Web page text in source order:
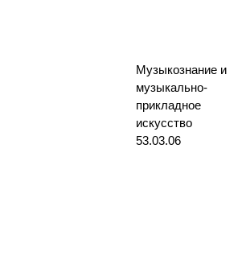
Музыкознание и
музыкально-
прикладное
искусство
53.03.06